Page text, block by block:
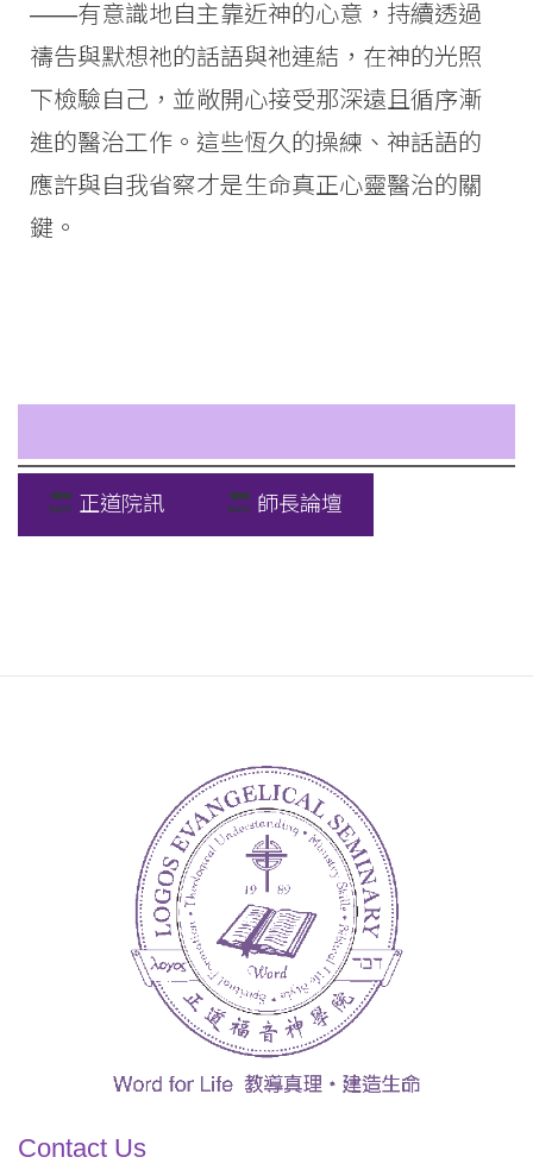
——有意識地自主靠近神的心意，持續透過
禱告與默想祂的話語與祂連結，在神的光照
下檢驗自己，並敞開心接受那深遠且循序漸
進的醫治工作。這些恆久的操練、神話語的
應許與自我省察才是生命真正心靈醫治的關
鍵。
正道院訊 師長論壇
Contact Us